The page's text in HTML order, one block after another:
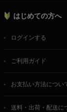
はじめての方へ
ログインする
ご利用ガイド
お支払い方法につい
送料・出荷・配送に